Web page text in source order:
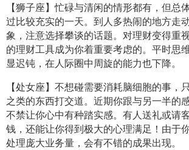
【狮子座】忙碌与清闲的情形都有，但总
过比较充实的一天。到人多热闹的地方走
象，注意选择攀谈的话题。对理财变得重
的理财工具成为你着重要考虑的。平时思
显迟钝，在人际圈中周旋的能力也下降。
【处女座】不想碰需要消耗脑细胞的事，
之类的东西打交道。近期你跟与另一半的
不禁让你心中有种踏实感。有人送礼或请
钱，还能让你得到极大的心理满足！由于
处理庞大业务量，会有不错的成果出现。